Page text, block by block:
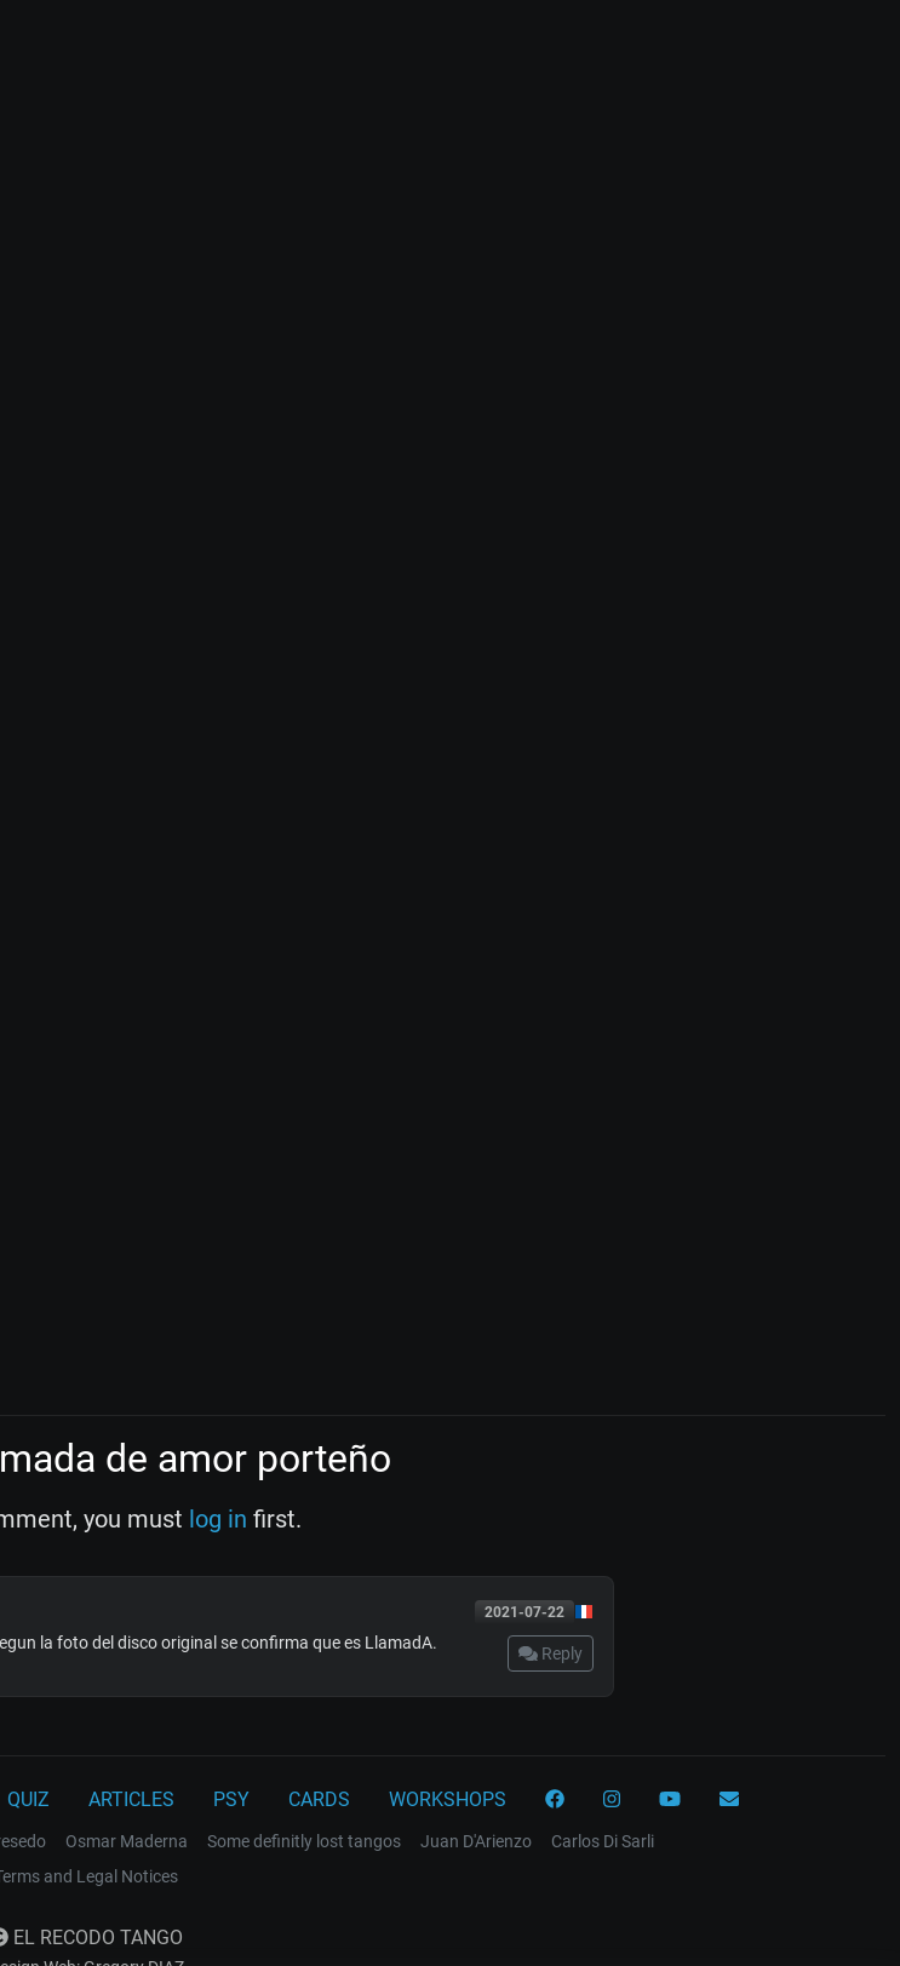
de amor porteño
you must log in first.
2021-07-22
Reply
la foto del disco original se confirma que es LlamadA.
QUIZ ARTICLES PSY CARDS WORKSHOPS
Osmar Maderna Some definitly lost tangos Juan D'Arienzo
Carlos Di Sarli
and Legal Notices
EL RECODO TANGO